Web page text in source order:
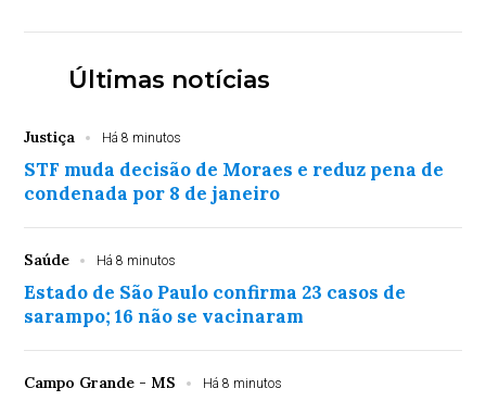
sexta-feira (10) e domingo (12)
Últimas notícias
Justiça Há 8 minutos
STF muda decisão de Moraes e reduz pena de
condenada por 8 de janeiro
Saúde Há 8 minutos
Estado de São Paulo confirma 23 casos de
sarampo; 16 não se vacinaram
Campo Grande - MS Há 8 minutos